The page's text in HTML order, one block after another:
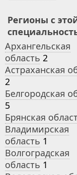
Регионы с
Архангельская
область 2
Астраханская
2
Белгородская
5
Брянская
Владимирская
область 1
Волгоградская
область 1